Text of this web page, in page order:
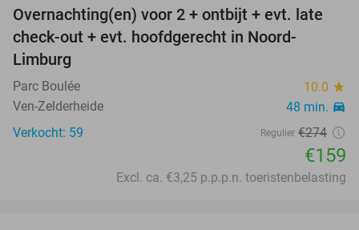
42%
Overnachting(en) voor 2 + ontbijt + evt. late
check-out + evt. hoofdgerecht in Noord-
Limburg
Parc Boulée 10.0 star
Ven-Zelderheide 48 min. directions_car
Verkocht: 59 Regulier €274
€159
Excl. ca. €3,25 p.p.p.n. toeristenbelasting